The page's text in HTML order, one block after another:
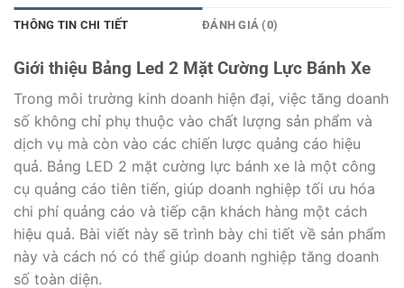
THÔNG TIN CHI TIẾT ĐÁNH GIÁ (0)
Giới thiệu Bảng Led 2 Mặt Cường Lực Bánh Xe
Trong môi trường kinh doanh hiện đại, việc tăng doanh
số không chỉ phụ thuộc vào chất lượng sản phẩm và
dịch vụ mà còn vào các chiến lược quảng cáo hiệu
quả. Bảng LED 2 mặt cường lực bánh xe là một công
cụ quảng cáo tiên tiến, giúp doanh nghiệp tối ưu hóa
chi phí quảng cáo và tiếp cận khách hàng một cách
hiệu quả. Bài viết này sẽ trình bày chi tiết về sản phẩm
này và cách nó có thể giúp doanh nghiệp tăng doanh
số toàn diện.